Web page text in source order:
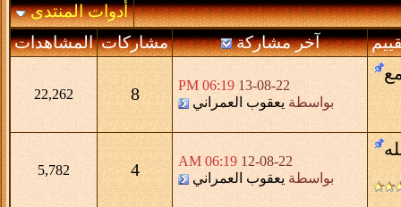
أدوات المنتدى
آخر مشاركة مشاركات المشاهدات
13-08-22
06:19 PM
بواسطة يعقوب العمراني 8
22,262
12-08-22
06:19 AM
بواسطة يعقوب العمراني 4
5,782